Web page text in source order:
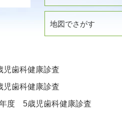
地図でさがす
歯科健康診査
歯科健康診査
度 5歳児歯科健康診査